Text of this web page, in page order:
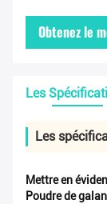
Obtenez le
Les
Les
Mettre en
Poudre de